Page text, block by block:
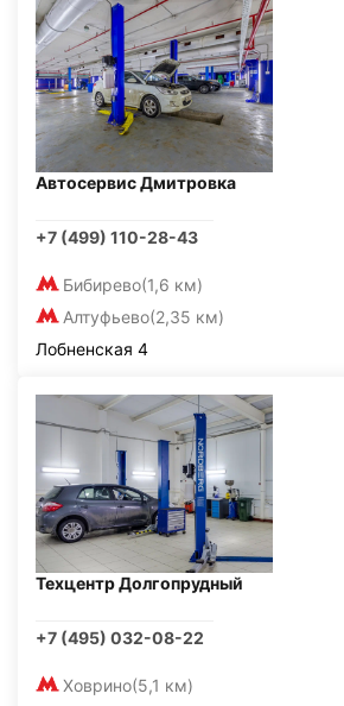
Автосервис Дмитровка
+7 (499) 110-28-43
Бибирево(1,6 км)
Алтуфьево(2,35 км)
Лобненская 4
Техцентр Долгопрудный
+7 (495) 032-08-22
Ховрино(5,1 км)